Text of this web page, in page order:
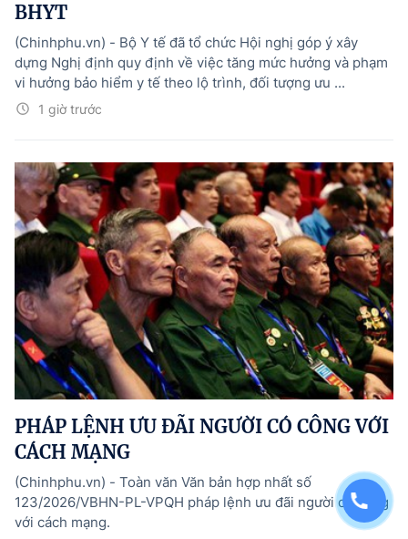
BHYT
1 giờ trước
(Chinhphu.vn) - Bộ Y tế đã tổ chức Hội nghị góp ý xây
dựng Nghị định quy định về việc tăng mức hưởng và phạm
vi hưởng bảo hiểm y tế theo lộ trình, đối tượng ưu ...
PHÁP LỆNH ƯU ĐÃI NGƯỜI CÓ CÔNG VỚI
CÁCH MẠNG
(Chinhphu.vn) - Toàn văn Văn bản hợp nhất số
123/2026/VBHN-PL-VPQH pháp lệnh ưu đãi người có công
với cách mạng.